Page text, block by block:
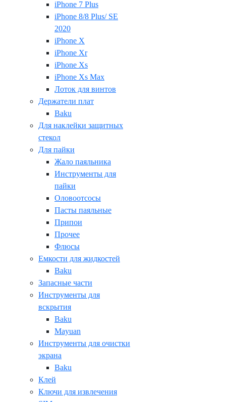
iPhone 7 Plus
iPhone 8/8 Plus/ SE
2020
iPhone X
iPhone Xr
iPhone Xs
iPhone Xs Max
Лоток для винтов
Держатели плат
Baku
Для наклейки защитных
стекол
Для пайки
Жало паяльника
Инструменты для
пайки
Оловоотсосы
Пасты паяльные
Припои
Прочее
Флюсы
Емкости для жидкостей
Baku
Запасные части
Инструменты для
вскрытия
Baku
Mayuan
Инструменты для очистки
экрана
Baku
Клей
Ключи для извлечения